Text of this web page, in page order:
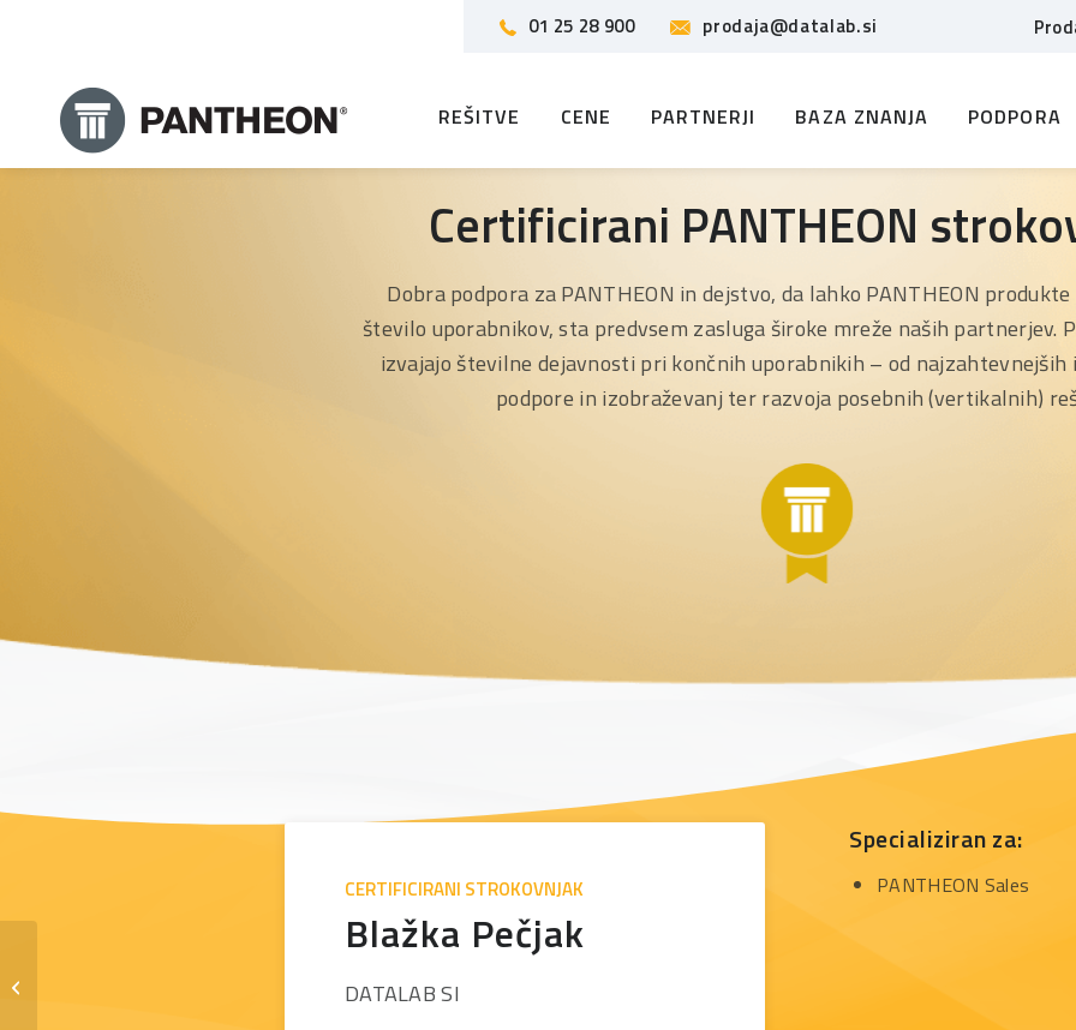
01 25 28 900 prodaja@datalab.si
REŠITVE CENE PARTNERJI BAZA ZNANJA PODPORA
Certificirani PANTHEON
Dobra podpora za PANTHEON in dejstvo, da lahko PANTHEON
število uporabnikov, sta predvsem zasluga široke mreže naših partnerjev.
izvajajo številne dejavnosti pri končnih uporabnikih – od najzahtevnejših
podpore in izobraževanj ter razvoja posebnih (vertikalnih)
CERTIFICIRANI STROKOVNJAK
Blažka Pečjak
DATALAB SI
Specializiran za:
PANTHEON Sales